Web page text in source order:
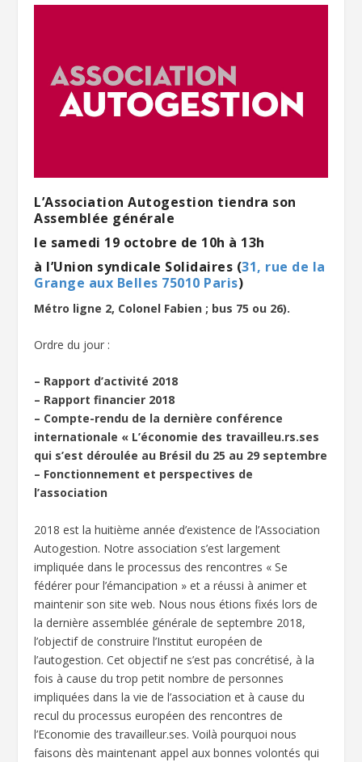
L’Association Autogestion tiendra son
Assemblée générale
le samedi 19 octobre de 10h à 13h
à l’Union syndicale Solidaires (31, rue de la
Grange aux Belles 75010 Paris)
Métro ligne 2, Colonel Fabien ; bus 75 ou 26).
Ordre du jour :
– Rapport d’activité 2018
– Rapport financier 2018
– Compte-rendu de la dernière conférence
internationale « L’économie des travailleu.rs.ses
qui s’est déroulée au Brésil du 25 au 29 septembre
– Fonctionnement et perspectives de
l’association
2018 est la huitième année d’existence de l’Association
Autogestion. Notre association s’est largement
impliquée dans le processus des rencontres « Se
fédérer pour l’émancipation » et a réussi à animer et
maintenir son site web. Nous nous étions fixés lors de
la dernière assemblée générale de septembre 2018,
l’objectif de construire l’Institut européen de
l’autogestion. Cet objectif ne s’est pas concrétisé, à la
fois à cause du trop petit nombre de personnes
impliquées dans la vie de l’association et à cause du
recul du processus européen des rencontres de
l’Economie des travailleur.ses. Voilà pourquoi nous
faisons dès maintenant appel aux bonnes volontés qui